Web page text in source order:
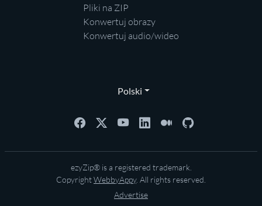
Pliki na ZIP
Konwertuj obrazy
Konwertuj audio/wideo
Polski
ezyZip® is a registered trademark.
CopyrightWebbyAppy. All rights reserved.
Advertise